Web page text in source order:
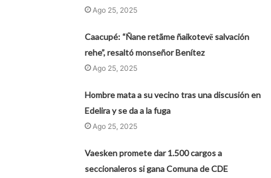
Ago 25, 2025
Caacupé: “Ñane retãme ñaikotevẽ salvación
rehe”, resaltó monseñor Benítez
Ago 25, 2025
Hombre mata a su vecino tras una discusión en
Edelira y se da a la fuga
Ago 25, 2025
Vaesken promete dar 1.500 cargos a
seccionaleros si gana Comuna de CDE